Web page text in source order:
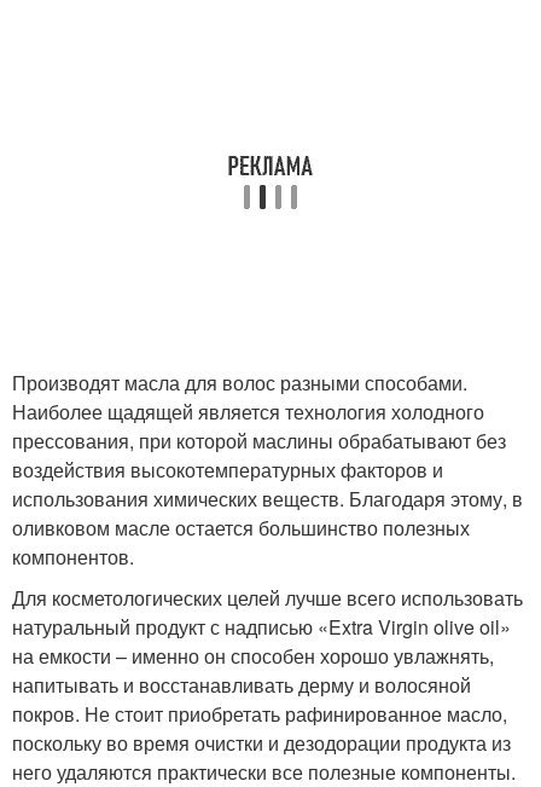
Производят масла для волос разными способами.
Наиболее щадящей является технология холодного
прессования, при которой маслины обрабатывают без
воздействия высокотемпературных факторов и
использования химических веществ. Благодаря этому, в
оливковом масле остается большинство полезных
компонентов.
Для косметологических целей лучше всего использовать
натуральный продукт с надписью «Extra Virgin olive oil»
на емкости – именно он способен хорошо увлажнять,
напитывать и восстанавливать дерму и волосяной
покров. Не стоит приобретать рафинированное масло,
поскольку во время очистки и дезодорации продукта из
него удаляются практически все полезные компоненты.